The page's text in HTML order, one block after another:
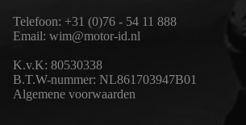
Telefoon: +31 (0)76 - 54 11 888
Email: wim@motor-id.nl
K.v.K: 80530338
B.T.W-nummer: NL861703947B01
Algemene voorwaarden